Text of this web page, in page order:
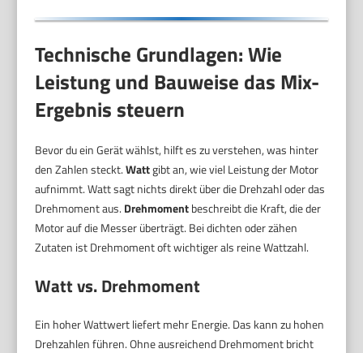
Technische Grundlagen: Wie
Leistung und Bauweise das Mix-
Ergebnis steuern
Bevor du ein Gerät wählst, hilft es zu verstehen, was hinter
den Zahlen steckt.Wattgibt an, wie viel Leistung der Motor
aufnimmt. Watt sagt nichts direkt über die Drehzahl oder das
Drehmoment aus. Drehmomentbeschreibt die Kraft, die der
Motor auf die Messer überträgt. Bei dichten oder zähen
Zutaten ist Drehmoment oft wichtiger als reine Wattzahl.
Watt vs. Drehmoment
Ein hoher Wattwert liefert mehr Energie. Das kann zu hohen
Drehzahlen führen. Ohne ausreichend Drehmoment bricht